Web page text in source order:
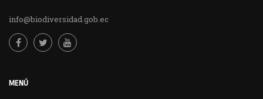
info@biodiversidad.gob.ec
MENÚ